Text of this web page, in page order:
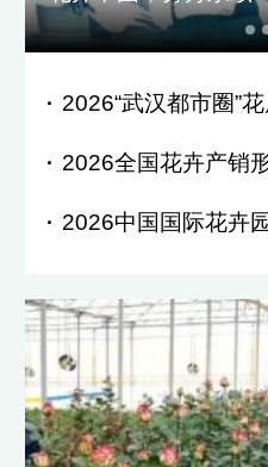
2026“武汉都市圈”
2026全国花卉产销形势分
2026中国国际花卉园艺展